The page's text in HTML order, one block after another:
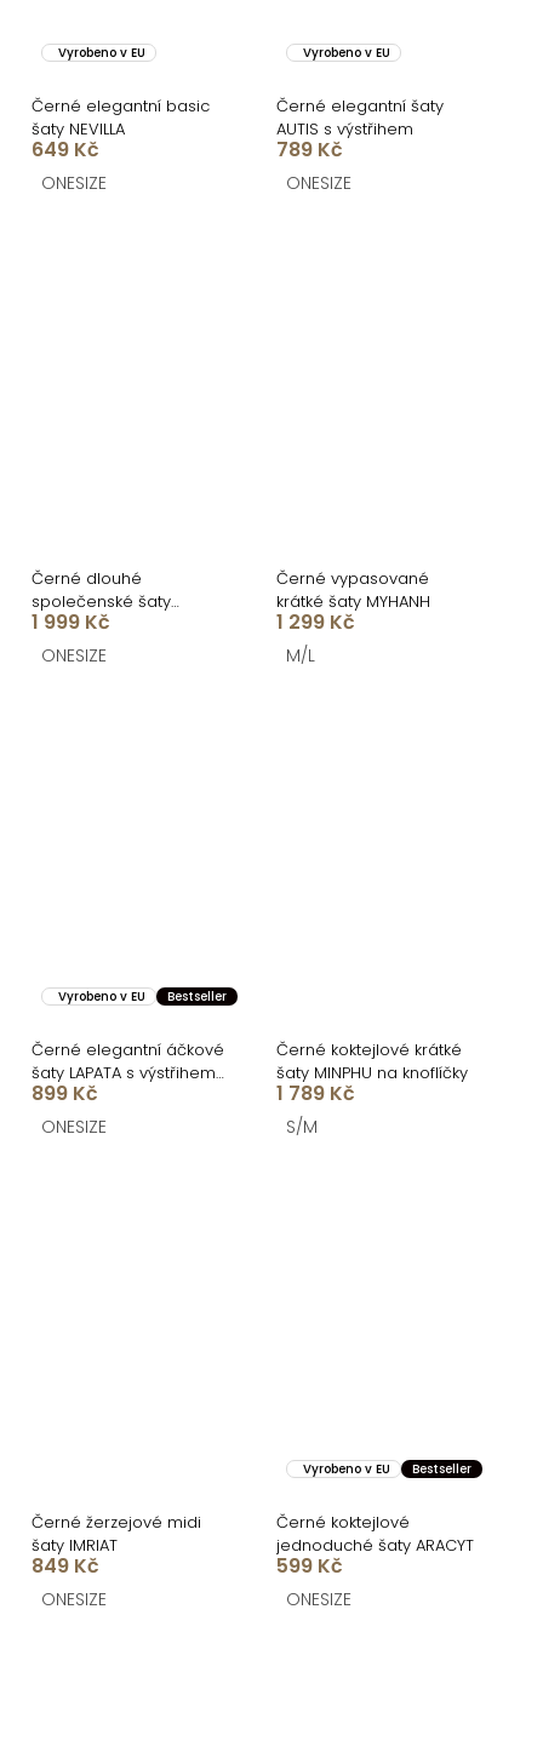
Vyrobeno v EU
Černé elegantní basic
šaty NEVILLA
649 Kč
ONESIZE
Vyrobeno v EU
Černé elegantní šaty
AUTIS s výstřihem
789 Kč
ONESIZE
Černé dlouhé
společenské šaty
GINEVRA
1 999 Kč
ONESIZE
Černé vypasované
krátké šaty MYHANH
1 299 Kč
M/L
Vyrobeno v EU Bestseller
Černé elegantní áčkové
šaty LAPATA s výstřihem
do V
899 Kč
ONESIZE
Černé koktejlové krátké
šaty MINPHU na knoflíčky
1 789 Kč
S/M
Černé žerzejové midi
šaty IMRIAT
849 Kč
ONESIZE
Vyrobeno v EU Bestseller
Černé koktejlové
jednoduché šaty ARACYT
599 Kč
ONESIZE